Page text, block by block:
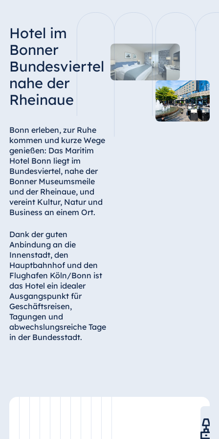
Hotel Darmstadt
Hotel Dresden
Hotel Düsseldorf
Hotel Frankfurt
Hotel am
Schlossgarten
Airport Hotel
Hannover
Hotel Ingolstadt
Hotel Bellevue
Kiel
Hotel Köln
Hotel
Hotel Magdeburg
Hotel München
Hotel Stuttgart
Seehotel
Timmendorfer
Strand
TitiseeHotel
Titisee-Neustadt
Hotel Wiesbaden
Hotel im
Bonner
Bundesviertel
nahe der
Rheinaue
Bonn erleben, zur Ruhe
kommen und kurze Wege
genießen: Das Maritim
Hotel Bonn liegt im
Bundesviertel, nahe der
Bonner Museumsmeile
und der Rheinaue, und
vereint Kultur, Natur und
Business an einem Ort.
Dank der guten
Anbindung an die
Innenstadt, den
Hauptbahnhof und den
Flughafen Köln/Bonn ist
das Hotel ein idealer
Ausgangspunkt für
Geschäftsreisen,
Tagungen und
abwechslungsreiche Tage
in der Bundesstadt.